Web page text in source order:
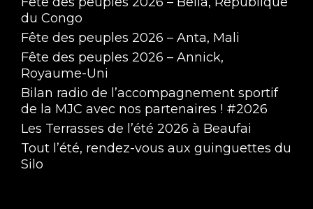
du Congo
Fête des peuples 2026 – Anta, Mali
Fête des peuples 2026 – Annick,
Royaume-Uni
Bilan radio de l’accompagnement sportif
de la MJC avec nos partenaires ! #2026
Les Terrasses de l’été 2026 à Beaufai
Tout l’été, rendez-vous aux guinguettes du
Silo